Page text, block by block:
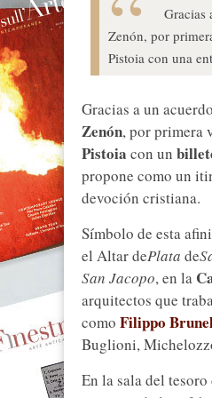
Gracias
Zenón, por
Pistoia con una
Gracias a un
Zenón, por primera
Pistoia con un
propone como un
devoción cristiana.
Símbolo de esta
el Altar dePlata de
San Jacopo, en la
arquitectos que
como Filippo
Buglioni,
En la sala del